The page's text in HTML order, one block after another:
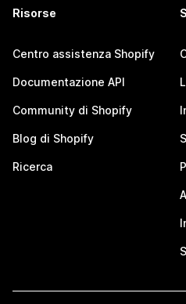
Risorse
Centro assistenza Shopify
Documentazione API
Community di Shopify
Blog di Shopify
Ricerca